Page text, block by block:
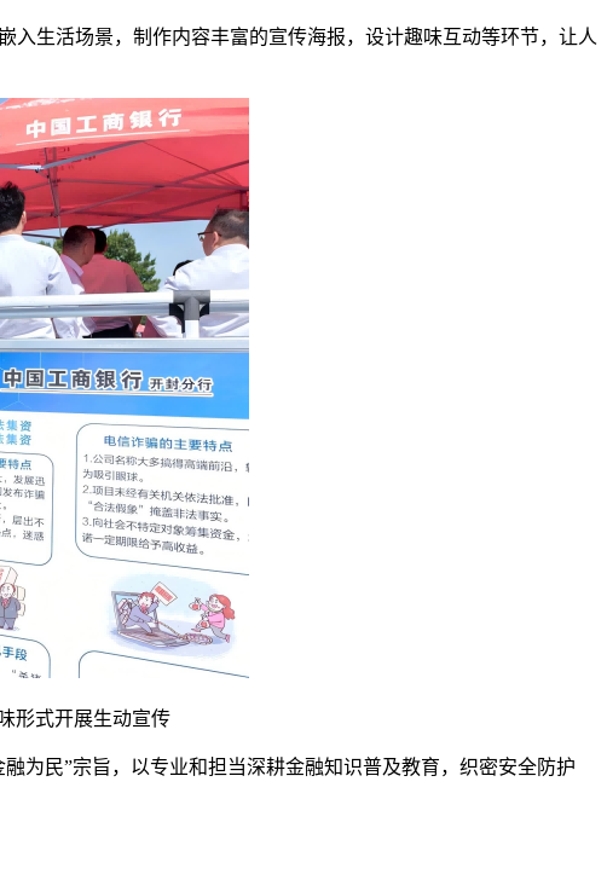
生活场景，制作内容丰富的宣传海报，设计趣味互动等环节，让人
形式开展生动宣传
为民”宗旨，以专业和担当深耕金融知识普及教育，织密安全防护